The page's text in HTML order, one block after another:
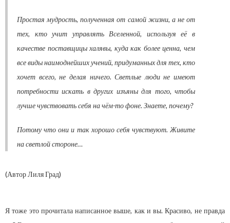
Простая мудрость, полученная от самой жизни, а не от
тех, кто учит управлять Вселенной, используя её в
качестве поставщицы халявы, куда как более ценна, чем
все виды наимоднейших учений, придуманных для тех, кто
хочет всего, не делая ничего. Светлые люди не имеют
потребности искать в других изъяны для того, чтобы
лучше чувствовать себя на чём-то фоне. Знаете, почему?
Потому что они и так хорошо себя чувствуют. Живите
на светлой стороне…
(Автор Лиля Град)
Я тоже это прочитала написанное выше, как и вы. Красиво, не правда